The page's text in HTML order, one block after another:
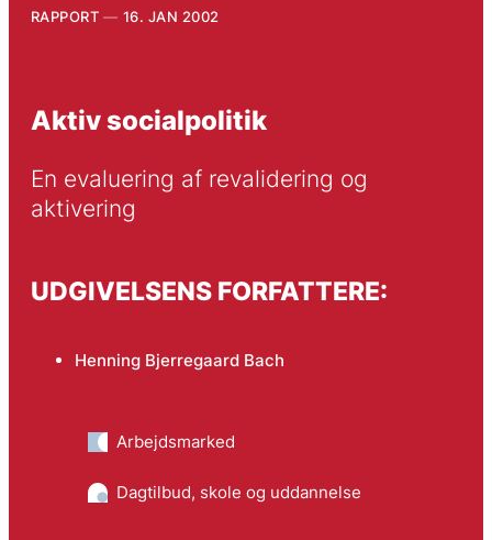
RAPPORT 16. JAN 2002
Aktiv socialpolitik
En evaluering af revalidering og
aktivering
UDGIVELSENS FORFATTERE:
Henning Bjerregaard Bach
Arbejdsmarked
Dagtilbud, skole og uddannelse